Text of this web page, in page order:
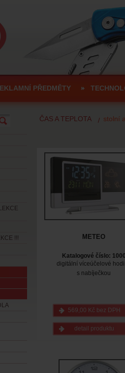
PŘEDMĚTY
!!!
ČAS A TEPLOTA stolní
METEO
Katalogové číslo:
digitální víceúčelové
s nabíječkou
569,00 Kč bez DPH
detail produktu